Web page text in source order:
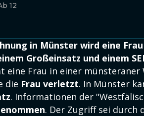
12
in Münster wird eine
Großeinsatz und einem
eine Frau in einer
die Frau verletzt. In Münster
. Informationen der
. Der Zugriff sei durch